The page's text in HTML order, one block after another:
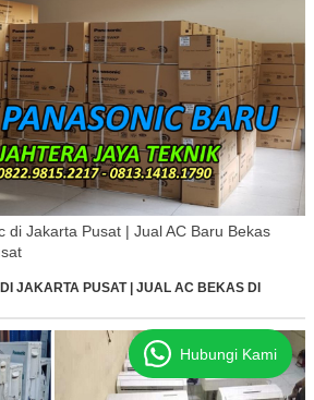
di Jakarta Pusat | Jual AC Baru Bekas
JAKARTA PUSAT | JUAL AC BEKAS DI
Hubungi Kami